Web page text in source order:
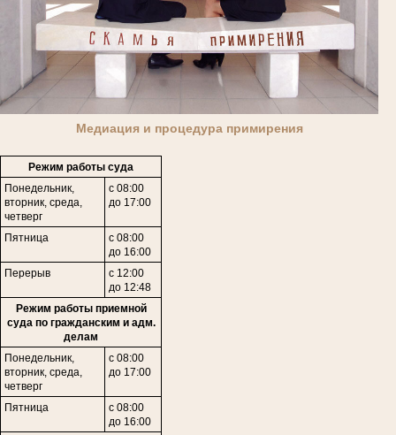
Медиация и процедура примирения
Режим работы суда
Понедельник,
вторник, среда,
четверг
с 08:00
до 17:00
Пятница
с 08:00
до 16:00
Перерыв
с 12:00
до 12:48
Режим работы приемной
суда по гражданским и адм.
делам
Понедельник,
вторник, среда,
четверг
с 08:00
до 17:00
Пятница
с 08:00
до 16:00